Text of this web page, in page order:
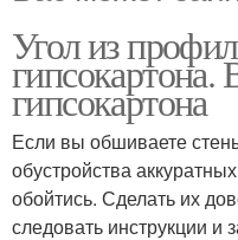
Угол из
гипсокартона.
гипсокартона
Если вы обшиваете
обустройства
обойтись. Сделать их
следовать инструкции и